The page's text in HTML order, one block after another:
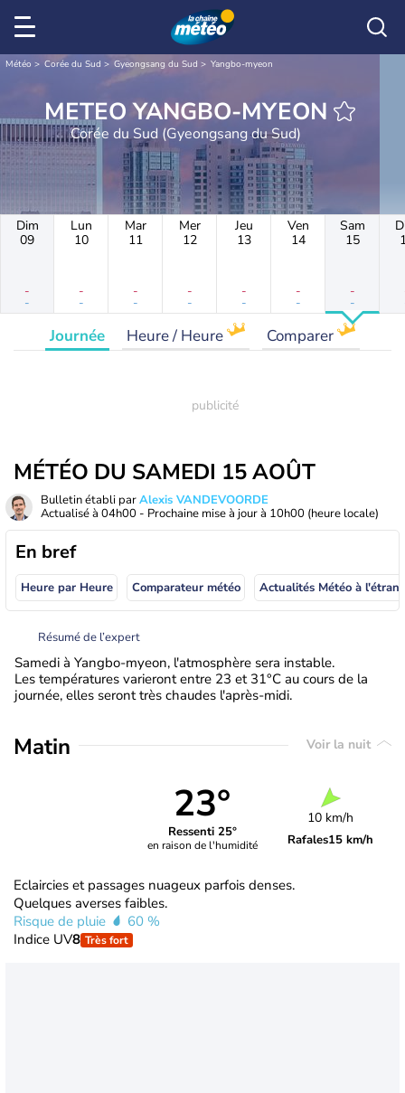
Météo Corée du Sud Gyeongsang du Sud Yangbo-myeon
METEO YANGBO-MYEON
Corée du Sud (Gyeongsang du Sud)
Dim
09
-
-
Lun
10
-
-
Mar
11
-
-
Mer
12
-
-
Jeu
13
-
-
Ven
14
-
-
Sam
15
-
-
Journée Heure / Heure Comparer
MÉTÉO DU SAMEDI 15 AOÛT
Bulletin établi parAlexis VANDEVOORDE
Actualisé à 04h00 - Prochaine mise à jour à 10h00 (heure locale)
En bref
Heure par Heure Comparateur météo
Résumé de l’expert
Samedi à Yangbo-myeon, l'atmosphère sera instable.
Les températures varieront entre 23 et 31°C au cours de la
journée, elles seront très chaudes l'après-midi.
Matin Voir la nuit
23°
Ressenti 25°
en raison de l'humidité
10 km/h
Rafales15 km/h
Eclaircies et passages nuageux parfois denses.
Quelques averses faibles.
Risque de pluie
60 %
Indice UV8 Très fort